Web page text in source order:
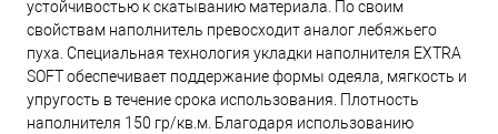
устойчивостью к скатыванию материала. По своим
свойствам наполнитель превосходит аналог лебяжьего
пуха. Специальная технология укладки наполнителя EXTRA
SOFT обеспечивает поддержание формы одеяла, мягкость и
упругость в течение срока использования. Плотность
наполнителя 150 гр/кв.м. Благодаря использованию